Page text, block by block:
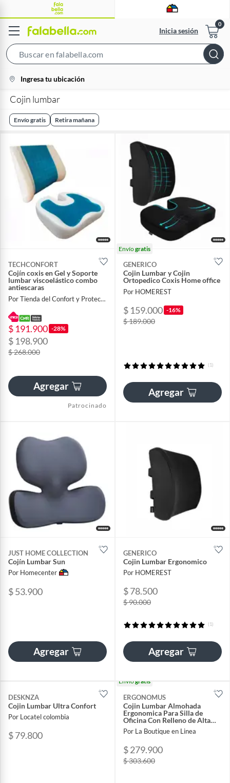
Inicia sesión
Bar
location-
icon
Ingresa tu ubicación
Cojin lumbar
Envío gratis Retira mañana
TECHCONFORT
Cojín coxis en Gel y Soporte
lumbar viscoelástico combo
antiescaras
Por Tienda del Confort y Proteccion
$ 191.900 -28%
$ 198.900
$ 268.000
Agregar
Patrocinado
Envíogratis
GENERICO
Cojin Lumbar y Cojin
Ortopedico Coxis Home office
Por HOMEREST
$ 159.000 -16%
$ 189.000
(1)
Agregar
JUST HOME COLLECTION
Cojín Lumbar Sun
Por Homecenter
$ 53.900
Agregar
GENERICO
Cojin Lumbar Ergonomico
Por HOMEREST
$ 78.500
$ 90.000
(1)
Agregar
DESKNZA
Cojin Lumbar Ultra Confort
Por Locatel colombia
$ 79.800
Envíogratis
ERGONOMUS
Cojin Lumbar Almohada
Ergonomica Para Silla de
Oficina Con Relleno de Alta
Densidad Color Negro
Por La Boutique en Linea
$ 279.900
$ 303.600